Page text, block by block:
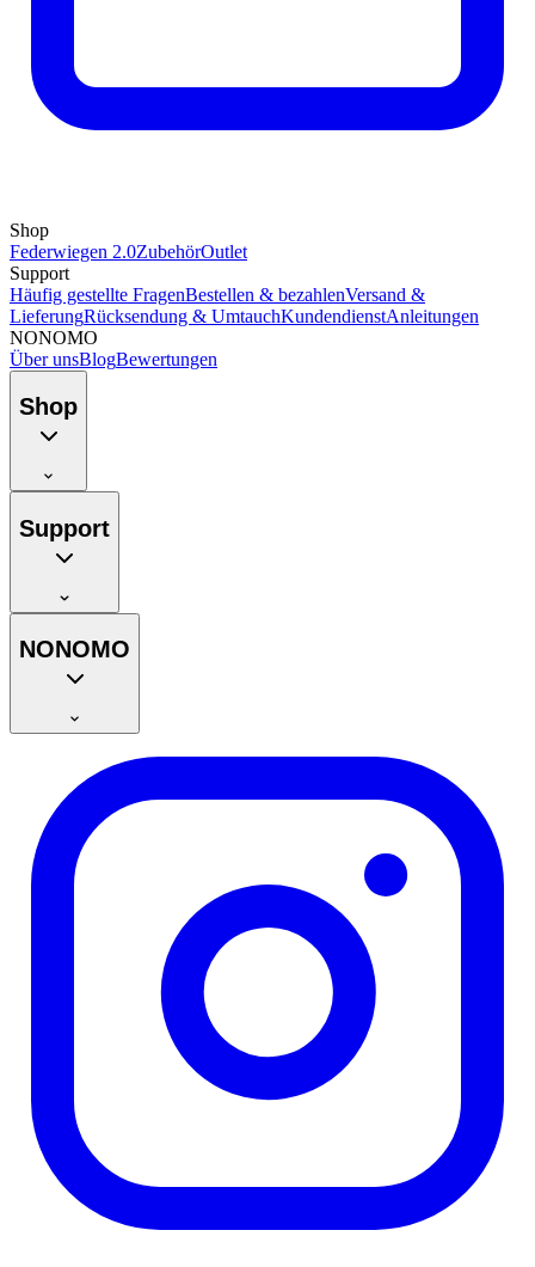
Shop
Federwiegen 2.0ZubehörOutlet
Support
Häufig gestellte FragenBestellen & bezahlenVersand &
LieferungRücksendung & UmtauchKundendienstAnleitungen
NONOMO
Über unsBlogBewertungen
Shop
Support
NONOMO